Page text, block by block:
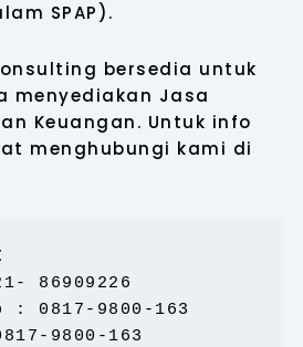
SPAP).
bersedia untuk
menyediakan Jasa
Keuangan. Untuk info
menghubungi kami di
86909226
: 0817-9800-163
9800-163